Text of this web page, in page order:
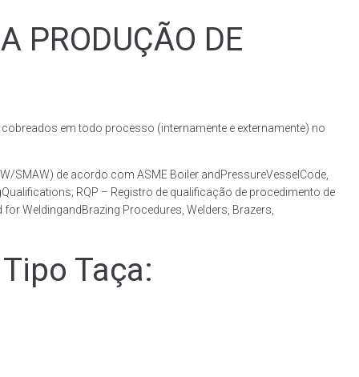
PRODUÇÃO DE
em todo processo (internamente e externamente) no
SMAW) de acordo com ASME Boiler andPressureVesselCode,
RQP – Registro de qualificação de procedimento de
WeldingandBrazing Procedures, Welders, Brazers,
Taça: